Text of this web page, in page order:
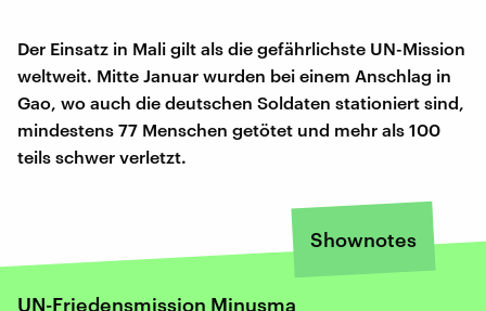
Der Einsatz in Mali gilt als die gefährlichste UN-Mission
weltweit. Mitte Januar wurden bei einem Anschlag in
Gao, wo auch die deutschen Soldaten stationiert sind,
mindestens 77 Menschen getötet und mehr als 100
teils schwer verletzt.
Shownotes
UN-Friedensmission Minusma